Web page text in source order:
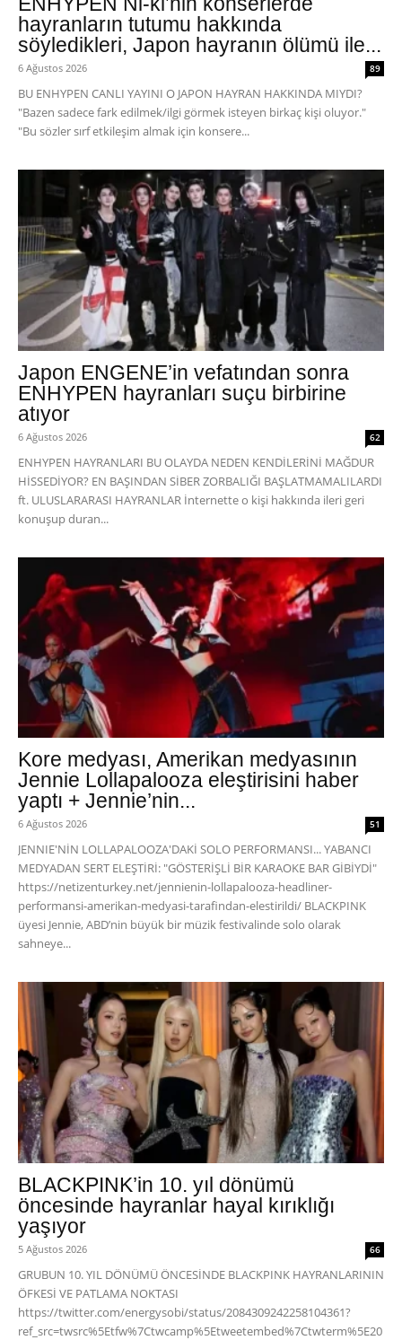
hayranların tutumu hakkında
söyledikleri, Japon hayranın ölümü ile...
6 Ağustos 2026 89
BU ENHYPEN CANLI YAYINI O JAPON HAYRAN HAKKINDA MIYDI?
"Bazen sadece fark edilmek/ilgi görmek isteyen birkaç kişi oluyor."
"Bu sözler sırf etkileşim almak için konsere...
Japon ENGENE’in vefatından sonra
ENHYPEN hayranları suçu birbirine
atıyor
6 Ağustos 2026 62
ENHYPEN HAYRANLARI BU OLAYDA NEDEN KENDİLERİNİ MAĞDUR
HİSSEDİYOR? EN BAŞINDAN SİBER ZORBALIĞI BAŞLATMAMALILARDI
ft. ULUSLARARASI HAYRANLAR İnternette o kişi hakkında ileri geri
konuşup duran...
Kore medyası, Amerikan medyasının
Jennie Lollapalooza eleştirisini haber
yaptı + Jennie’nin...
6 Ağustos 2026 51
JENNIE'NİN LOLLAPALOOZA'DAKİ SOLO PERFORMANSI... YABANCI
MEDYADAN SERT ELEŞTİRİ: "GÖSTERİŞLİ BİR KARAOKE BAR GİBİYDİ"
https://netizenturkey.net/jennienin-lollapalooza-headliner-
performansi-amerikan-medyasi-tarafindan-elestirildi/ BLACKPINK
üyesi Jennie, ABD’nin büyük bir müzik festivalinde solo olarak
sahneye...
BLACKPINK’in 10. yıl dönümü
öncesinde hayranlar hayal kırıklığı
yaşıyor
5 Ağustos 2026 66
GRUBUN 10. YIL DÖNÜMÜ ÖNCESİNDE BLACKPINK HAYRANLARININ
ÖFKESİ VE PATLAMA NOKTASI
https://twitter.com/energysobi/status/2084309242258104361?
ref_src=twsrc%5Etfw%7Ctwcamp%5Etweetembed%7Ctwterm%5E20